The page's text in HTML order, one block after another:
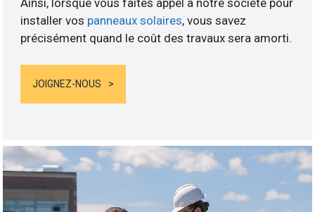
installer vos panneaux solaires, vous savez
précisément quand le coût des travaux sera amorti.
JOIGNEZ-NOUS